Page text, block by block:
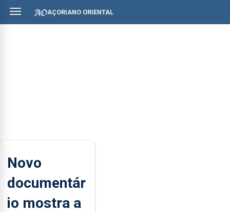
AÇORIANO ORIENTAL
Novo
documentár
io mostra a